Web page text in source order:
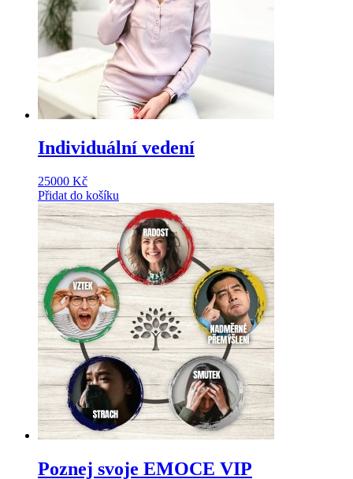
Individuální vedení
25000 Kč
Přidat do košíku
Poznej svoje EMOCE VIP